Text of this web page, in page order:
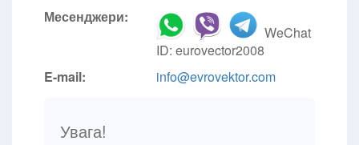
Месенджери:
WeChat
ID: eurovector2008
E-mail:
info@evrovektor.com
Увага!